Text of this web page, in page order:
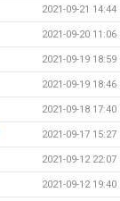
2021-09-21 14:44
2021-09-20 11:06
2021-09-19 18:59
2021-09-19 18:46
2021-09-18 17:40
2021-09-17 15:27
2021-09-12 22:07
2021-09-12 19:40